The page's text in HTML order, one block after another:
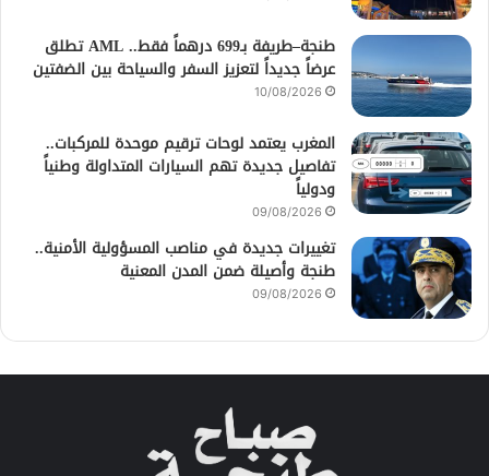
طنجة–طريفة بـ699 درهماً فقط.. AML تطلق
عرضاً جديداً لتعزيز السفر والسياحة بين الضفتين
10/08/2026
المغرب يعتمد لوحات ترقيم موحدة للمركبات..
تفاصيل جديدة تهم السيارات المتداولة وطنياً
ودولياً
09/08/2026
تغييرات جديدة في مناصب المسؤولية الأمنية..
طنجة وأصيلة ضمن المدن المعنية
09/08/2026